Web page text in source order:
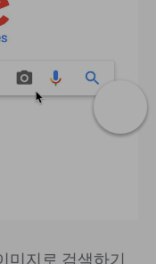
미지로 검색하기